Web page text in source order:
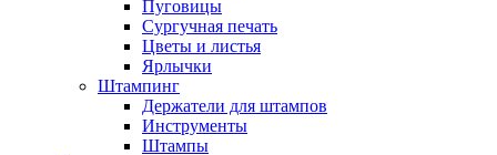
Пуговицы
Сургучная печать
Цветы и листья
Ярлычки
Штампинг
Держатели для штампов
Инструменты
Штампы